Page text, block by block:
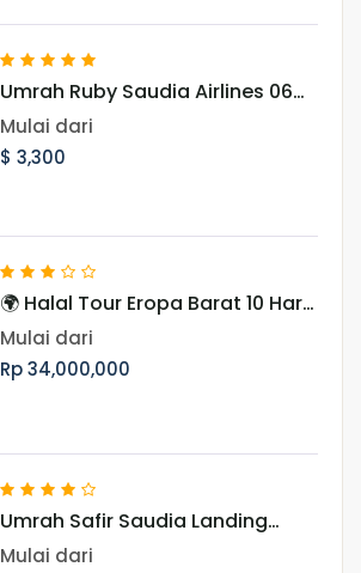
Umrah Ruby Saudia Airlines 06
November 2026
Mulai dari
$ 3,300
🌍 Halal Tour Eropa Barat 10 Hari
Menjelajahi 7 Negara, Ikon Dunia,
dan Pesona Musim Gugur Eropa
Mulai dari
Rp 34,000,000
Umrah Safir Saudia Landing
Jeddah 21 Desember 2026
Mulai dari